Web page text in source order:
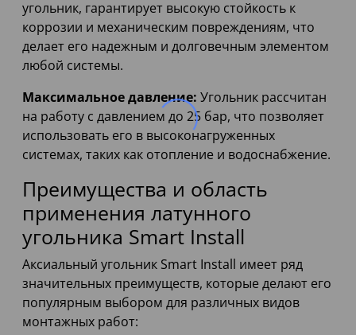
угольник, гарантирует высокую стойкость к
коррозии и механическим повреждениям, что
делает его надежным и долговечным элементом
любой системы.
Максимальное давление: Угольник рассчитан
на работу с давлением до 25 бар, что позволяет
использовать его в высоконагруженных
системах, таких как отопление и водоснабжение.
Преимущества и область
применения латунного
угольника Smart Install
Аксиальный угольник Smart Install имеет ряд
значительных преимуществ, которые делают его
популярным выбором для различных видов
монтажных работ: